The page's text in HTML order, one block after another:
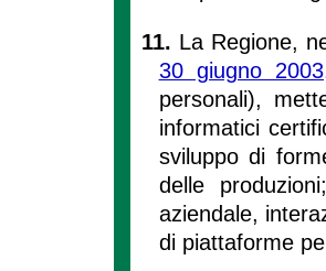
11. La Regione,
30 giugno
personali),
informatici
sviluppo di
delle
aziendale,
di piattaforme